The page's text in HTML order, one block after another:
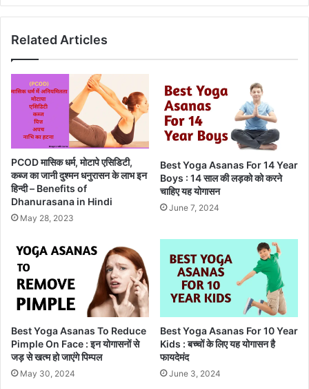
Related Articles
PCOD मासिक धर्म, मोटापे एसिडिटी,
कब्ज का जानी दुश्मन धनुरासन के लाभ इन
हिन्दी – Benefits of
Dhanurasana in Hindi
May 28, 2023
Best Yoga Asanas For 14 Year
Boys : 14 साल की लड़को को करने
चाहिए यह योगासन
June 7, 2024
Best Yoga Asanas To Reduce
Pimple On Face : इन योगासनों से
जड़ से खत्म हो जाएंगे पिम्पल
May 30, 2024
Best Yoga Asanas For 10 Year
Kids : बच्चों के लिए यह योगासन है
फायदेमंद
June 3, 2024